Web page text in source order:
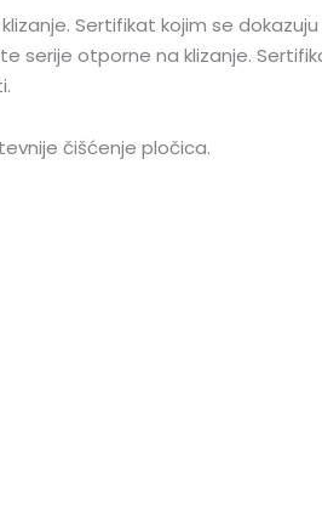
Sertifikat kojim se dokazuju
serije otporne na klizanje.
čišćenje pločica.